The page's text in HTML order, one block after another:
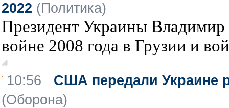
2022 (Политика)
Президент Украины Владимир
войне 2008 года в Грузии и
10:56 США передали Украине
(Оборона)